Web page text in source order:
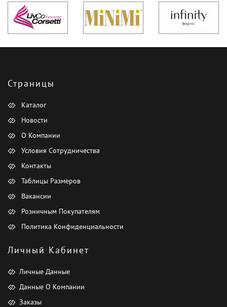
Страницы
Каталог
Новости
О Компании
Условия Сотрудничества
Контакты
Таблицы Размеров
Вакансии
Розничным Покупателям
Политика Конфиденциальности
Личный Кабинет
Личные Данные
Данные О Компании
Заказы